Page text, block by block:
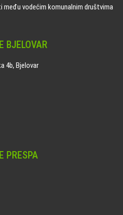
među vodećim komunalnim društvima
BJELOVAR
4b, Bjelovar
PRESPA